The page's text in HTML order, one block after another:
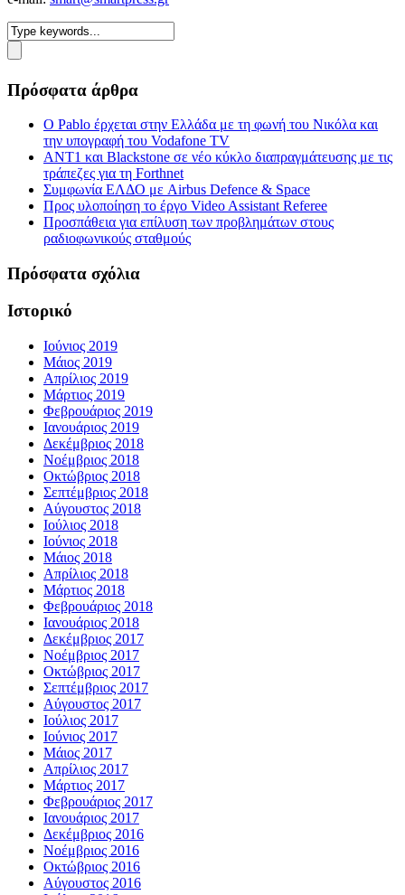
Πρόσφατα άρθρα
Ο Pablo έρχεται στην Ελλάδα με τη φωνή του Νικόλα και
την υπογραφή του Vodafone TV
ΑΝΤ1 και Blackstone σε νέο κύκλο διαπραγμάτευσης με τις
τράπεζες για τη Forthnet
Συμφωνία ΕΛΔΟ με Airbus Defence & Space
Προς υλοποίηση το έργο Video Assistant Referee
Προσπάθεια για επίλυση των προβλημάτων στους
ραδιοφωνικούς σταθμούς
Πρόσφατα σχόλια
Ιστορικό
Ιούνιος 2019
Μάιος 2019
Απρίλιος 2019
Μάρτιος 2019
Φεβρουάριος 2019
Ιανουάριος 2019
Δεκέμβριος 2018
Νοέμβριος 2018
Οκτώβριος 2018
Σεπτέμβριος 2018
Αύγουστος 2018
Ιούλιος 2018
Ιούνιος 2018
Μάιος 2018
Απρίλιος 2018
Μάρτιος 2018
Φεβρουάριος 2018
Ιανουάριος 2018
Δεκέμβριος 2017
Νοέμβριος 2017
Οκτώβριος 2017
Σεπτέμβριος 2017
Αύγουστος 2017
Ιούλιος 2017
Ιούνιος 2017
Μάιος 2017
Απρίλιος 2017
Μάρτιος 2017
Φεβρουάριος 2017
Ιανουάριος 2017
Δεκέμβριος 2016
Νοέμβριος 2016
Οκτώβριος 2016
Αύγουστος 2016